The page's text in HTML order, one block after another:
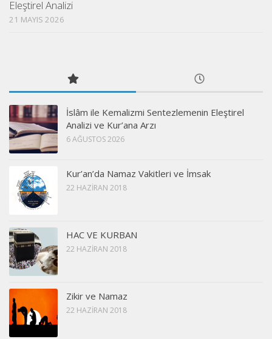
Eleştirel Analizi
21 MAYIS 2026
İslâm ile Kemalizmi Sentezlemenin Eleştirel
Analizi ve Kur’ana Arzı
6 AĞUSTOS 2026
Kur’an’da Namaz Vakitleri ve İmsak
22 HAZIRAN 2018
HAC VE KURBAN
22 HAZIRAN 2018
Zikir ve Namaz
22 HAZIRAN 2018